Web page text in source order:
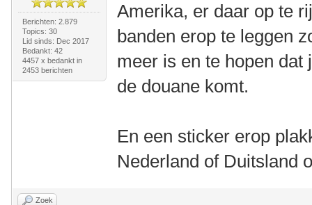
Berichten: 2.879
Topics: 30
Lid sinds: Dec 2017
Bedankt: 42
4457 x bedankt in
2453 berichten
Amerika, er daar op te
banden erop te leggen
meer is en te hopen dat
de douane komt.
En een sticker erop
Nederland of Duitsland
Zoek